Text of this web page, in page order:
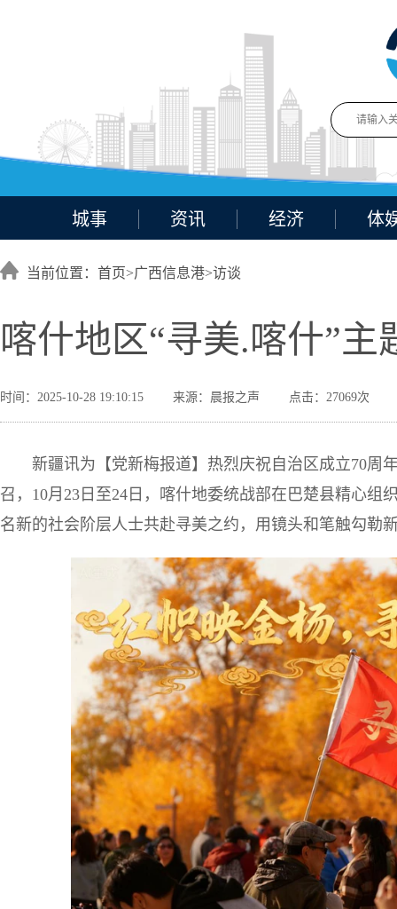
城事 资讯 经济 体
当前位置：首页>广西信息港>访谈
喀什地区“寻美.喀什”
时间：2025-10-28 19:10:15 来源：晨报之声 点击：27069次
新疆讯为【党新梅报道】热烈庆祝自治区成立70周
召，10月23日至24日，喀什地委统战部在巴楚县精心组
名新的社会阶层人士共赴寻美之约，用镜头和笔触勾勒